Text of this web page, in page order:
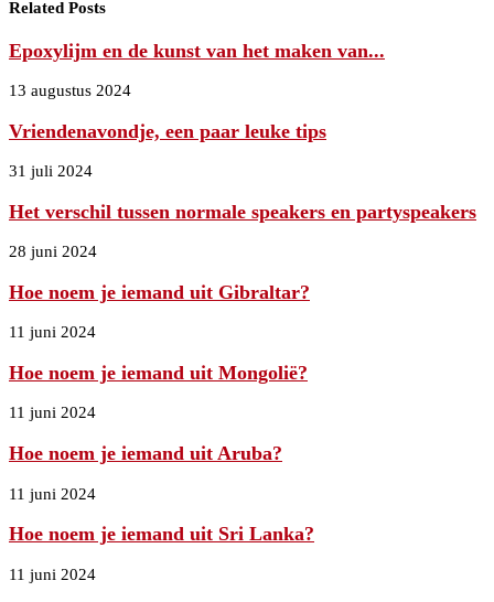
Related Posts
Epoxylijm en de kunst van het maken van...
13 augustus 2024
Vriendenavondje, een paar leuke tips
31 juli 2024
Het verschil tussen normale speakers en partyspeakers
28 juni 2024
Hoe noem je iemand uit Gibraltar?
11 juni 2024
Hoe noem je iemand uit Mongolië?
11 juni 2024
Hoe noem je iemand uit Aruba?
11 juni 2024
Hoe noem je iemand uit Sri Lanka?
11 juni 2024